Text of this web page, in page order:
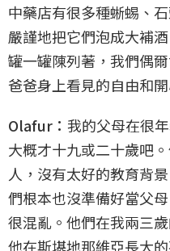
中藥店有很多種蜥蜴、
嚴謹地把它們泡成大補
罐一罐陳列著，我們偶
爸爸身上看見的自由和
Olafur： 我的父母在很
大概才十九或二十歲吧
人，沒有太好的教育背
們根本也沒準備好當父
很混亂。他們在我兩三
他在斯堪地那維亞長大